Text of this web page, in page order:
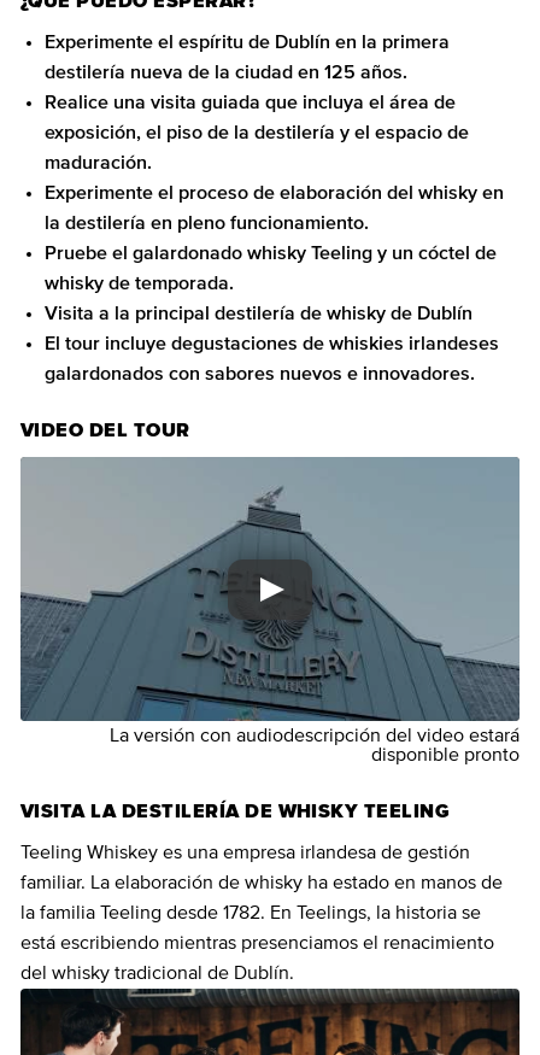
Experimente el espíritu de Dublín en la primera
destilería nueva de la ciudad en 125 años.
Realice una visita guiada que incluya el área de
exposición, el piso de la destilería y el espacio de
maduración.
Experimente el proceso de elaboración del whisky en
la destilería en pleno funcionamiento.
Pruebe el galardonado whisky Teeling y un cóctel de
whisky de temporada.
Visita a la principal destilería de whisky de Dublín
El tour incluye degustaciones de whiskies irlandeses
galardonados con sabores nuevos e innovadores.
VIDEO DEL TOUR
La versión con audiodescripción del video estará
disponible pronto
VISITA LA DESTILERÍA DE WHISKY TEELING
Teeling Whiskey es una empresa irlandesa de gestión
familiar. La elaboración de whisky ha estado en manos de
la familia Teeling desde 1782. En Teelings, la historia se
está escribiendo mientras presenciamos el renacimiento
del whisky tradicional de Dublín.